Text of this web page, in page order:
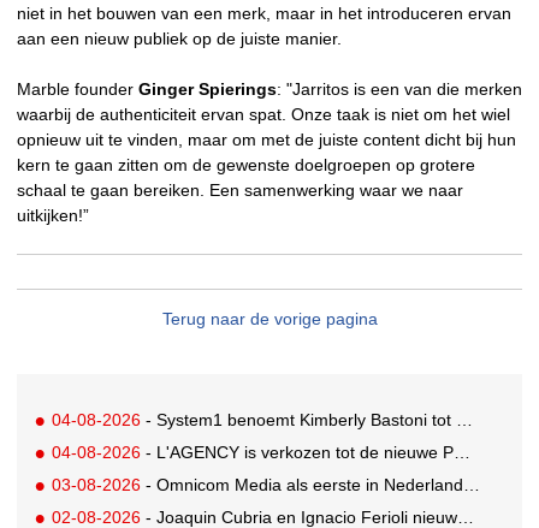
niet in het bouwen van een merk, maar in het introduceren ervan
aan een nieuw publiek op de juiste manier.
Marble founder Ginger Spierings: "Jarritos is een van die merken
waarbij de authenticiteit ervan spat. Onze taak is niet om het wiel
opnieuw uit te vinden, maar om met de juiste content dicht bij hun
kern te gaan zitten om de gewenste doelgroepen op grotere
schaal te gaan bereiken. Een samenwerking waar we naar
uitkijken!”
Terug naar de vorige pagina
04-08-2026 - System1 benoemt Kimberly Bastoni tot Gobal Chief Commercial Officer
04-08-2026 - L'AGENCY is verkozen tot de nieuwe PR-partner van KoRo
03-08-2026 - Omnicom Media als eerste in Nederland actief met advertenties in ChatGPT
02-08-2026 - Joaquin Cubria en Ignacio Ferioli nieuwe Global CCO’s GUT, Renata Neumann Global Head of Production